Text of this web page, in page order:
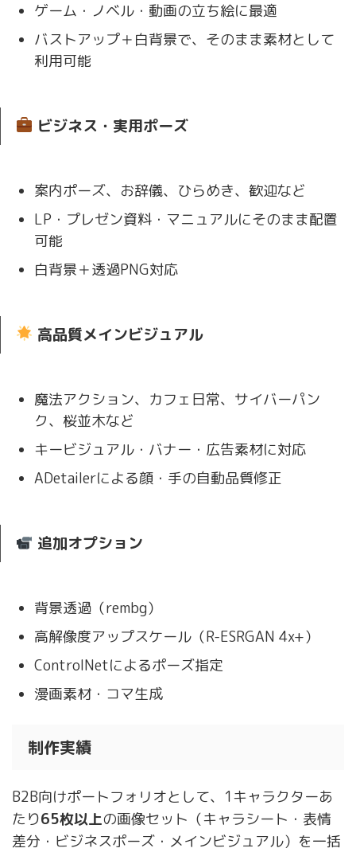
ゲーム・ノベル・動画の立ち絵に最適
バストアップ＋白背景で、そのまま素材として
利用可能
ビジネス・実用ポーズ
案内ポーズ、お辞儀、ひらめき、歓迎など
LP・プレゼン資料・マニュアルにそのまま配置
可能
白背景＋透過PNG対応
高品質メインビジュアル
魔法アクション、カフェ日常、サイバーパン
ク、桜並木など
キービジュアル・バナー・広告素材に対応
ADetailerによる顔・手の自動品質修正
追加オプション
背景透過（rembg）
高解像度アップスケール（R-ESRGAN 4x+）
ControlNetによるポーズ指定
漫画素材・コマ生成
制作実績
B2B向けポートフォリオとして、1キャラクターあ
たり65枚以上の画像セット（キャラシート・表情
差分・ビジネスポーズ・メインビジュアル）を一括